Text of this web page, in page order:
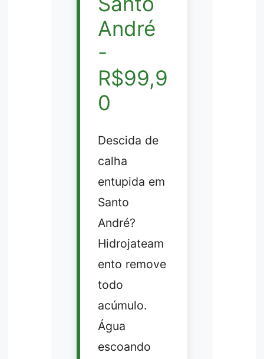
André
-
R$99,9
0
Descida de
calha
entupida em
Santo
André?
Hidrojateam
ento remove
todo
acúmulo.
Água
escoando